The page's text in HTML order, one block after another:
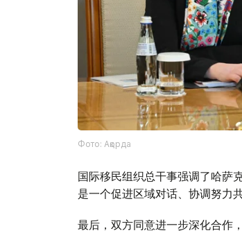
Фото: Ақорда
国际移民组织总干事强调了哈萨
是一个促进区域对话、协调努力
最后，双方同意进一步深化合作